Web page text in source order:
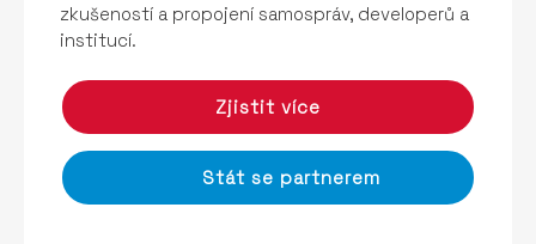
zkušeností a propojení samospráv, developerů a
institucí.
Zjistit více
Stát se partnerem